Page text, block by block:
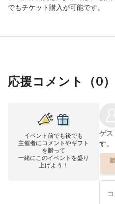
でもチケット購入が可能です。
応援コメント（0）
イベント前でも後でも
主催者にコメントやギフト
を贈って
一緒にこのイベントを盛り
上げよう！
ゲス
す。